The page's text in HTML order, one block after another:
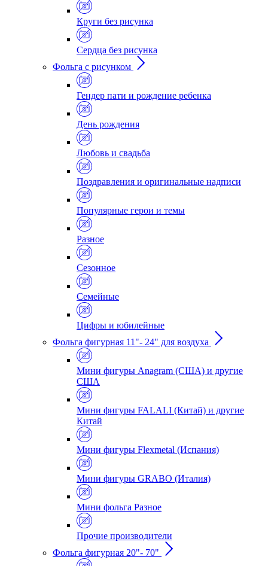
Круги без рисунка
Сердца без рисунка
Фольга с рисунком
Гендер пати и рождение ребенка
День рождения
Любовь и свадьба
Поздравления и оригинальные надписи
Популярные герои и темы
Разное
Сезонное
Семейные
Цифры и юбилейные
Фольга фигурная 11"- 24" для воздуха
Мини фигуры Anagram (США) и другие
США
Мини фигуры FALALI (Китай) и другие
Китай
Мини фигуры Flexmetal (Испания)
Мини фигуры GRABO (Италия)
Мини фольга Разное
Прочие производители
Фольга фигурная 20"- 70"